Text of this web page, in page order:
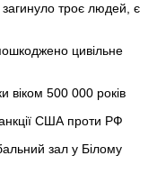
загинуло троє людей, є
цивільне
віком 500 000 років
США проти РФ
зал у Білому